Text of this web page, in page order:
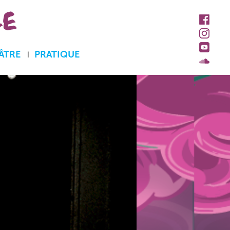
PRATIQUE
Accueil et billetterie
Espace pro